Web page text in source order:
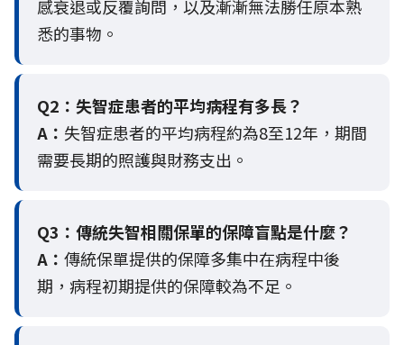
感衰退或反覆詢問，以及漸漸無法勝任原本熟
悉的事物。
Q2： 失智症患者的平均病程有多長？
A： 失智症患者的平均病程約為8至12年，期間
需要長期的照護與財務支出。
Q3： 傳統失智相關保單的保障盲點是什麼？
A： 傳統保單提供的保障多集中在病程中後
期，病程初期提供的保障較為不足。